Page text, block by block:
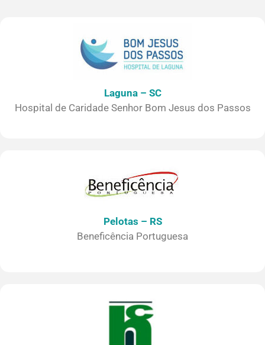
Laguna – SC
Hospital de Caridade Senhor Bom Jesus dos Passos
Pelotas – RS
Beneficência Portuguesa